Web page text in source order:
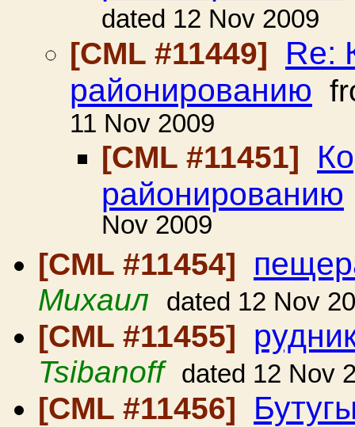
dated 12 Nov 2009
[CML #11449]
Re:
районированию
11 Nov 2009
[CML #11451]
районированию
Nov 2009
[CML #11454]
Михаил dated 12 Nov
[CML #11455]
Tsibanoff dated 12 Nov
[CML #11456]